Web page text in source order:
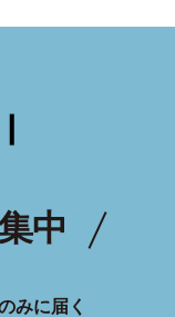
中
みに届く